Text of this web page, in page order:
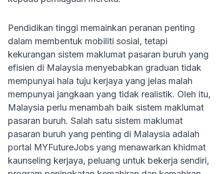
Pendidikan tinggi memainkan peranan penting
dalam membentuk mobiliti sosial, tetapi
kekurangan sistem maklumat pasaran buruh yang
efisien di Malaysia menyebabkan graduan tidak
mempunyai hala tuju kerjaya yang jelas malah
mempunyai jangkaan yang tidak realistik. Oleh itu,
Malaysia perlu menambah baik sistem maklumat
pasaran buruh. Salah satu sistem maklumat
pasaran buruh yang penting di Malaysia adalah
portal MYFutureJobs yang menawarkan khidmat
kaunseling kerjaya, peluang untuk bekerja sendiri,